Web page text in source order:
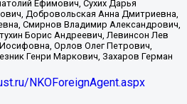
Ефимович, Сухих Дарья
Добровольская Анна Дмитриевна,
Смирнов Владимир Александрович,
Борис Андреевич, Левинсон Лев
Орлов Олег Петрович,
Генри Маркович, Захаров Герман
NKOForeignAgent.aspx